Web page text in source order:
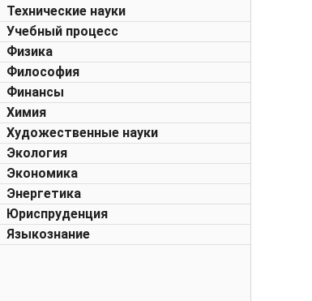
Технические науки
Учебный процесс
Физика
Философия
Финансы
Химия
Художественные науки
Экология
Экономика
Энергетика
Юриспруденция
Языкознание